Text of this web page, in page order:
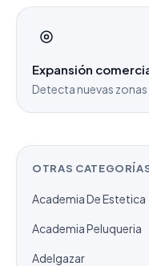
Expansión
Detecta nuevas
OTRAS
Academia De Estetica
Academia Peluqueria
Adelgazar